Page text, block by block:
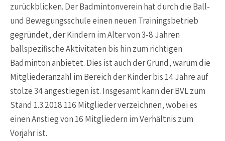
zurückblicken. Der Badmintonverein hat durch die Ball-
und Bewegungsschule einen neuen Trainingsbetrieb
gegründet, der Kindern im Alter von 3-8 Jahren
ballspezifische Aktivitäten bis hin zum richtigen
Badminton anbietet. Dies ist auch der Grund, warum die
Mitgliederanzahl im Bereich der Kinder bis 14 Jahre auf
stolze 34 angestiegen ist. Insgesamt kann der BVL zum
Stand 1.3.2018 116 Mitglieder verzeichnen, wobei es
einen Anstieg von 16 Mitgliedern im Verhältnis zum
Vorjahr ist.